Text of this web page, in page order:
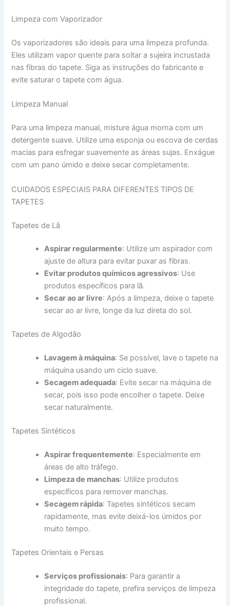
Limpeza com Vaporizador
Os vaporizadores são ideais para uma limpeza profunda.
Eles utilizam vapor quente para soltar a sujeira incrustada
nas fibras do tapete. Siga as instruções do fabricante e
evite saturar o tapete com água.
Limpeza Manual
Para uma limpeza manual, misture água morna com um
detergente suave. Utilize uma esponja ou escova de cerdas
macias para esfregar suavemente as áreas sujas. Enxágue
com um pano úmido e deixe secar completamente.
CUIDADOS ESPECIAIS PARA DIFERENTES TIPOS DE
TAPETES
Tapetes de Lã
Aspirar regularmente: Utilize um aspirador com
ajuste de altura para evitar puxar as fibras.
Evitar produtos químicos agressivos: Use
produtos específicos para lã.
Secar ao ar livre: Após a limpeza, deixe o tapete
secar ao ar livre, longe da luz direta do sol.
Tapetes de Algodão
Lavagem à máquina: Se possível, lave o tapete na
máquina usando um ciclo suave.
Secagem adequada: Evite secar na máquina de
secar, pois isso pode encolher o tapete. Deixe
secar naturalmente.
Tapetes Sintéticos
Aspirar frequentemente: Especialmente em
áreas de alto tráfego.
Limpeza de manchas: Utilize produtos
específicos para remover manchas.
Secagem rápida: Tapetes sintéticos secam
rapidamente, mas evite deixá-los úmidos por
muito tempo.
Tapetes Orientais e Persas
Serviços profissionais: Para garantir a
integridade do tapete, prefira serviços de limpeza
profissional.